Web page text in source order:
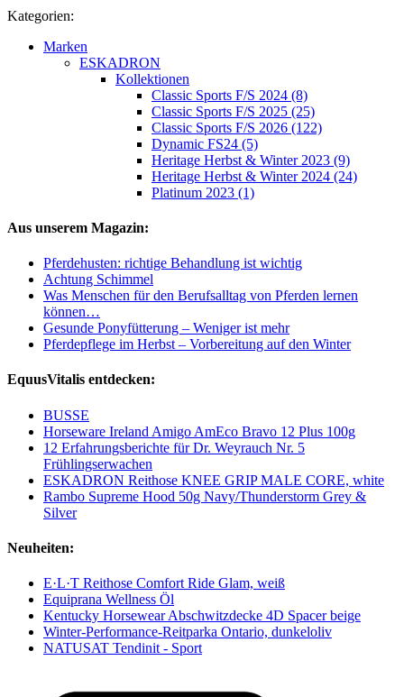
Kategorien:
Marken
ESKADRON
Kollektionen
Classic Sports F/S 2024 (8)
Classic Sports F/S 2025 (25)
Classic Sports F/S 2026 (122)
Dynamic FS24 (5)
Heritage Herbst & Winter 2023 (9)
Heritage Herbst & Winter 2024 (24)
Platinum 2023 (1)
Aus unserem Magazin:
Pferdehusten: richtige Behandlung ist wichtig
Achtung Schimmel
Was Menschen für den Berufsalltag von Pferden lernen
können…
Gesunde Ponyfütterung – Weniger ist mehr
Pferdepflege im Herbst – Vorbereitung auf den Winter
EquusVitalis entdecken:
BUSSE
Horseware Ireland Amigo AmEco Bravo 12 Plus 100g
12 Erfahrungsberichte für Dr. Weyrauch Nr. 5
Frühlingserwachen
ESKADRON Reithose KNEE GRIP MALE CORE, white
Rambo Supreme Hood 50g Navy/Thunderstorm Grey &
Silver
Neuheiten:
E·L·T Reithose Comfort Ride Glam, weiß
Equiprana Wellness Öl
Kentucky Horsewear Abschwitzdecke 4D Spacer beige
Winter-Performance-Reitparka Ontario, dunkeloliv
NATUSAT Tendinit - Sport